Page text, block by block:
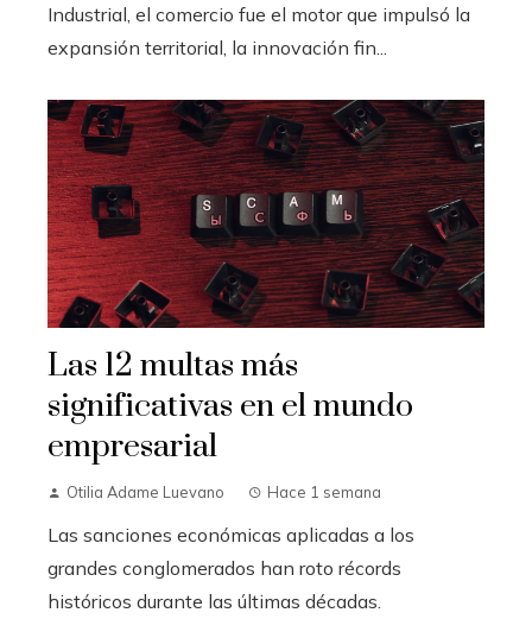
Industrial, el comercio fue el motor que impulsó la
expansión territorial, la innovación fin...
Las 12 multas más
significativas en el mundo
empresarial
Otilia Adame Luevano Hace 1 semana
Las sanciones económicas aplicadas a los
grandes conglomerados han roto récords
históricos durante las últimas décadas.